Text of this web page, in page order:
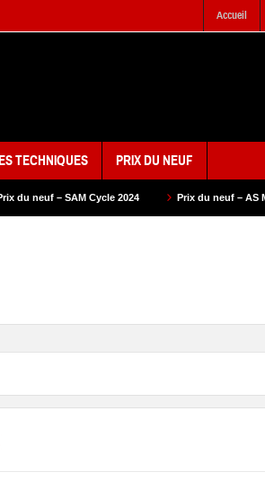
Accueil
TECHNIQUES PRIX DU NEUF
2024 Prix du neuf – AS Motors 2024